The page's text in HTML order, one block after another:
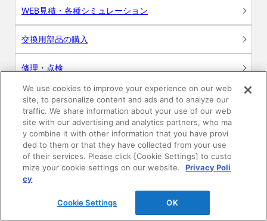
WEB見積・各種シミュレーション
交換用部品の購入
修理・点検
お問い合わせ
ログイン
建築・設計関係者様向けサイト
ユーザー登録サービス
WEB見積システム
We use cookies to improve your experience on our web
site, to personalize content and ads and to analyze our
traffic. We share information about your use of our web
site with our advertising and analytics partners, who ma
y combine it with other information that you have provi
ded to them or that they have collected from your use
of their services. Please click [Cookie Settings] to custo
mize your cookie settings on our website.
Privacy Poli
cy
Cookie Settings OK